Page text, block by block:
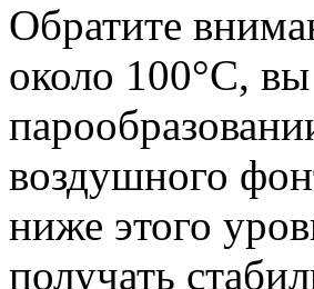
Обратите
около 100°C,
воздушного
ниже этого
получать